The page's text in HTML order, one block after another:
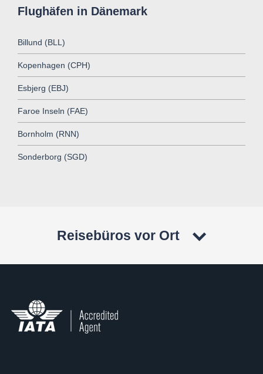
Flughäfen in Dänemark
Billund (BLL)
Kopenhagen (CPH)
Esbjerg (EBJ)
Faroe Inseln (FAE)
Bornholm (RNN)
Sonderborg (SGD)
Reisebüros vor Ort